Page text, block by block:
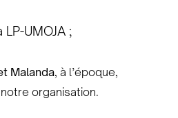
UMOJA ;
Malanda, à l’époque,
organisation.